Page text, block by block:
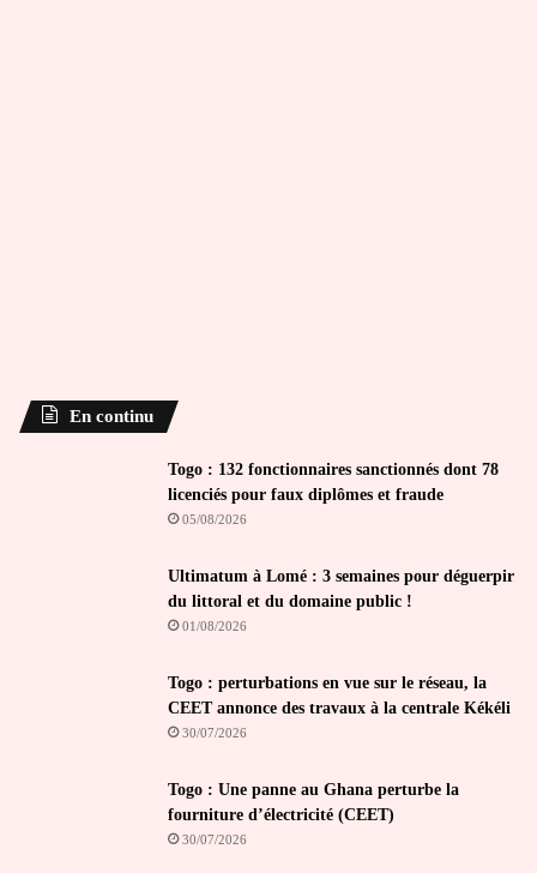
En continu
Togo : 132 fonctionnaires sanctionnés dont 78
licenciés pour faux diplômes et fraude
05/08/2026
Ultimatum à Lomé : 3 semaines pour déguerpir
du littoral et du domaine public !
01/08/2026
Togo : perturbations en vue sur le réseau, la
CEET annonce des travaux à la centrale Kékéli
30/07/2026
Togo : Une panne au Ghana perturbe la
fourniture d’électricité (CEET)
30/07/2026